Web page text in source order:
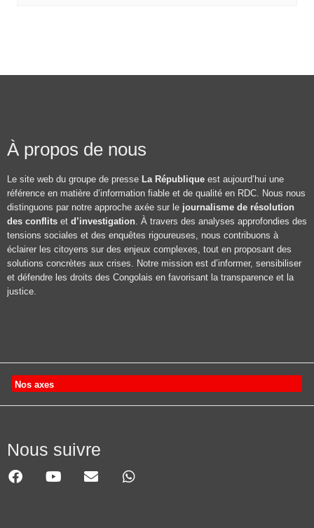
À propos de nous
Le site web du groupe de presse La République est aujourd’hui une
référence en matière d’information fiable et de qualité en RDC. Nous nous
distinguons par notre approche axée sur le journalisme de résolution
des conflits et d’investigation . À travers des analyses approfondies des
tensions sociales et des enquêtes rigoureuses, nous contribuons à
éclairer les citoyens sur des enjeux complexes, tout en proposant des
solutions concrètes aux crises. Notre mission est d’informer, sensibiliser
et défendre les droits des Congolais en favorisant la transparence et la
justice.
Nos axes
Nous suivre